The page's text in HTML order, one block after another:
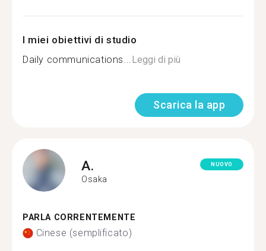
I miei obiettivi di studio
Daily communications... Leggi di più
Scarica la app
A.
Osaka
NUOVO
PARLA CORRENTEMENTE
Cinese (semplificato)